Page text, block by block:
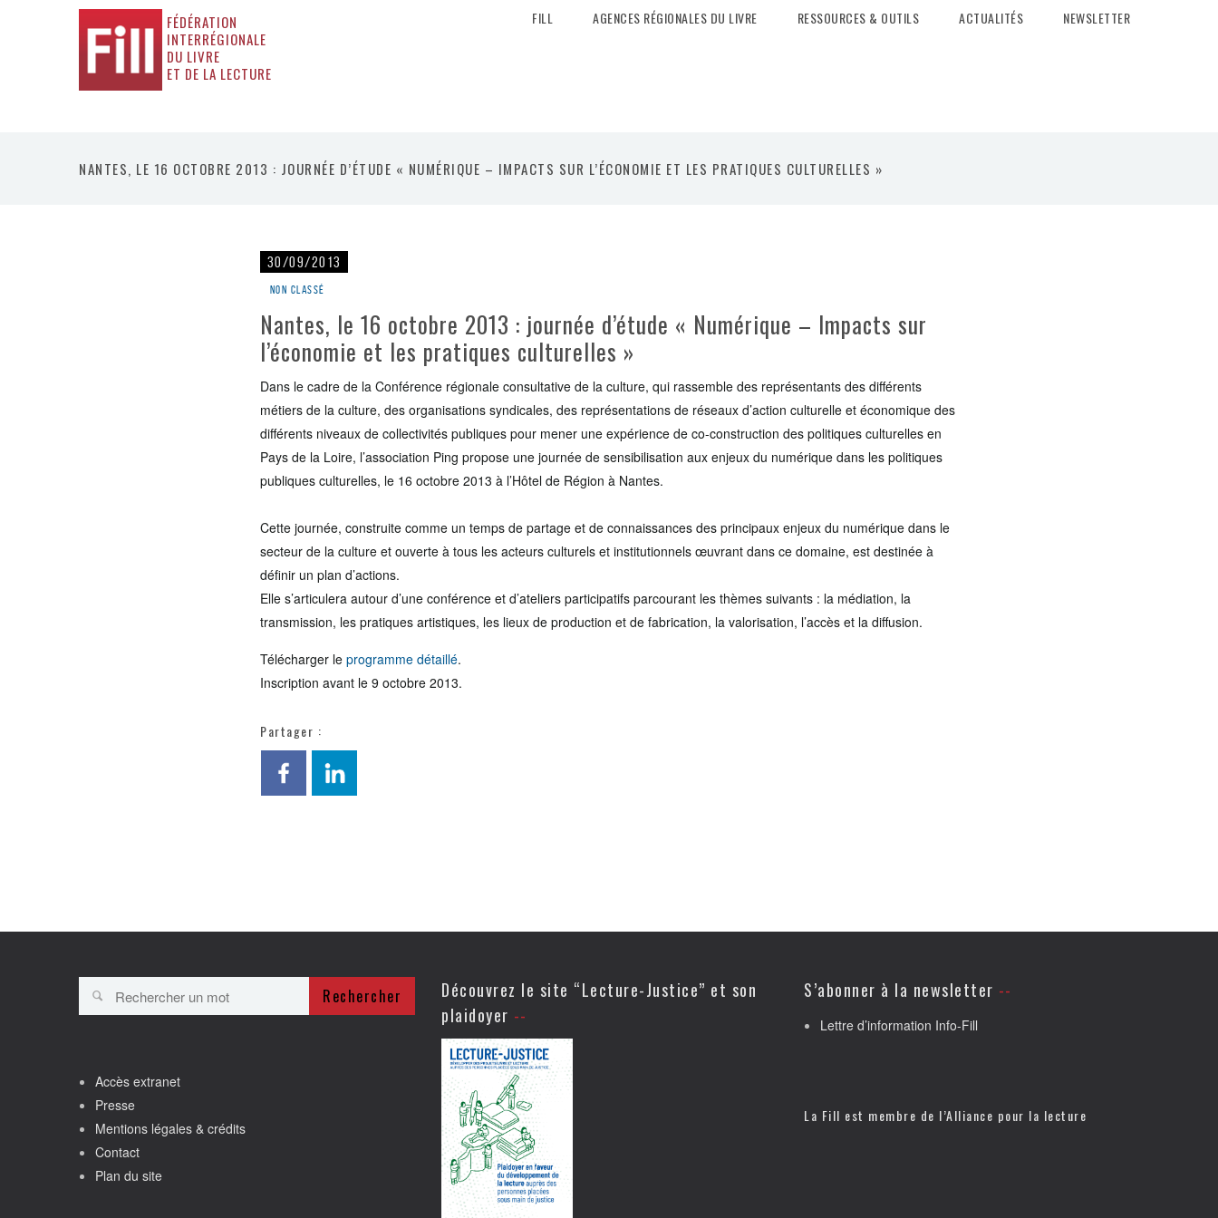
FÉDÉRATION
INTERRÉGIONALE
DU LIVRE
ET DE LA LECTURE
FILL AGENCES RÉGIONALES DU LIVRE RESSOURCES & OUTILS ACTUALITÉS NEWSLETTER
NANTES, LE 16 OCTOBRE 2013 : JOURNÉE D’ÉTUDE « NUMÉRIQUE – IMPACTS SUR L’ÉCONOMIE ET LES PRATIQUES CULTURELLES »
30/09/2013
Non classé
Nantes, le 16 octobre 2013 : journée d’étude « Numérique – Impacts sur
l’économie et les pratiques culturelles »
Dans le cadre de la Conférence régionale consultative de la culture, qui rassemble des représentants des différents
métiers de la culture, des organisations syndicales, des représentations de réseaux d’action culturelle et économique des
différents niveaux de collectivités publiques pour mener une expérience de co-construction des politiques culturelles en
Pays de la Loire, l’association Ping propose une journée de sensibilisation aux enjeux du numérique dans les politiques
publiques culturelles, le 16 octobre 2013 à l’Hôtel de Région à Nantes.
Cette journée, construite comme un temps de partage et de connaissances des principaux enjeux du numérique dans le
secteur de la culture et ouverte à tous les acteurs culturels et institutionnels œuvrant dans ce domaine, est destinée à
définir un plan d’actions.
Elle s’articulera autour d’une conférence et d’ateliers participatifs parcourant les thèmes suivants : la médiation, la
transmission, les pratiques artistiques, les lieux de production et de fabrication, la valorisation, l’accès et la diffusion.
Télécharger le programme détaillé.
Inscription avant le 9 octobre 2013.
Partager :
Rechercher
Accès extranet
Presse
Mentions légales & crédits
Contact
Plan du site
Découvrez le site “Lecture-Justice” et son
plaidoyer
S’abonner à la newsletter
Lettre d’information Info-Fill
La Fill est membre de l’Alliance pour la lecture